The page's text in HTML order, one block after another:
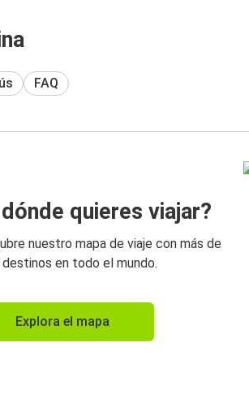
FAQ
quieres viajar?
nuestro mapa de viaje con más de
en todo el mundo.
Explora el mapa